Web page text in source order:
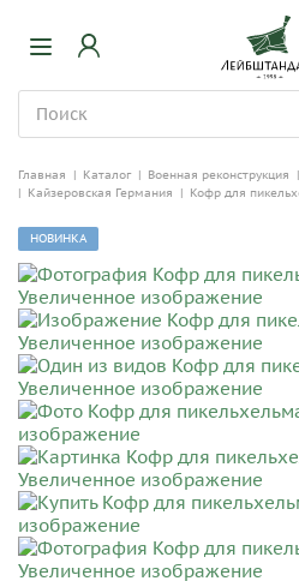
Главная | Каталог | Военная реконструкция |
| Кайзеровская Германия | Кофр для
НОВИНКА